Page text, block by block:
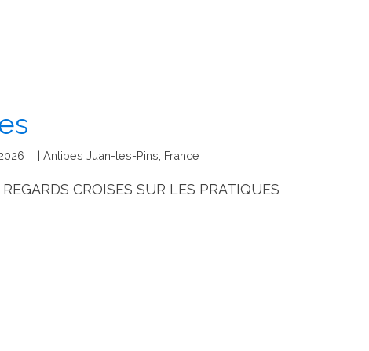
| Antibes Juan-les-Pins, France
CROISES SUR LES PRATIQUES